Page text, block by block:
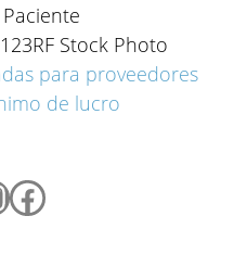
Stock Photo
para proveedores
de lucro
Facebook